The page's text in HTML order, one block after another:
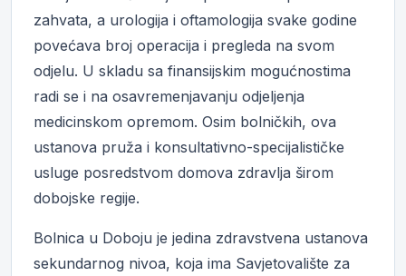
zahvata, a urologija i oftamologija svake godine
povećava broj operacija i pregleda na svom
odjelu. U skladu sa finansijskim mogućnostima
radi se i na osavremenjavanju odjeljenja
medicinskom opremom. Osim bolničkih, ova
ustanova pruža i konsultativno-specijalističke
usluge posredstvom domova zdravlja širom
dobojske regije.
Bolnica u Doboju je jedina zdravstvena ustanova
sekundarnog nivoa, koja ima Savjetovalište za